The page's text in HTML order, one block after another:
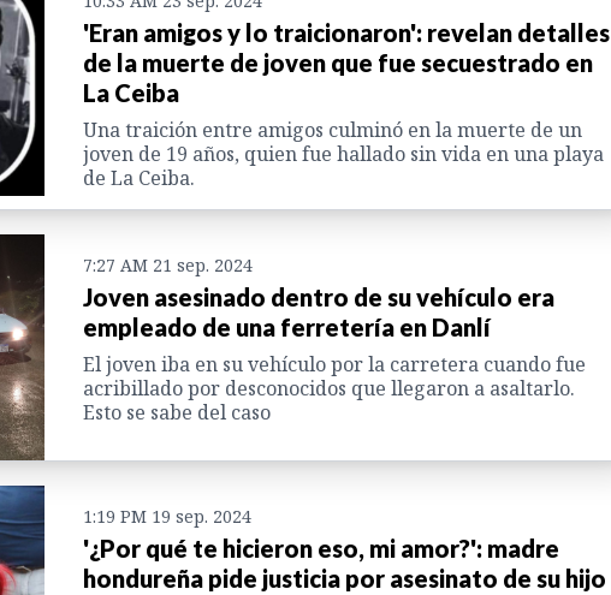
'Eran amigos y lo traicionaron': revelan detalles
de la muerte de joven que fue secuestrado en
La Ceiba
Una traición entre amigos culminó en la muerte de un
joven de 19 años, quien fue hallado sin vida en una playa
de La Ceiba.
7:27 AM 21 sep. 2024
Joven asesinado dentro de su vehículo era
empleado de una ferretería en Danlí
El joven iba en su vehículo por la carretera cuando fue
acribillado por desconocidos que llegaron a asaltarlo.
Esto se sabe del caso
1:19 PM 19 sep. 2024
'¿Por qué te hicieron eso, mi amor?': madre
hondureña pide justicia por asesinato de su hijo